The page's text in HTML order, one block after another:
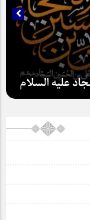
علیه السلام